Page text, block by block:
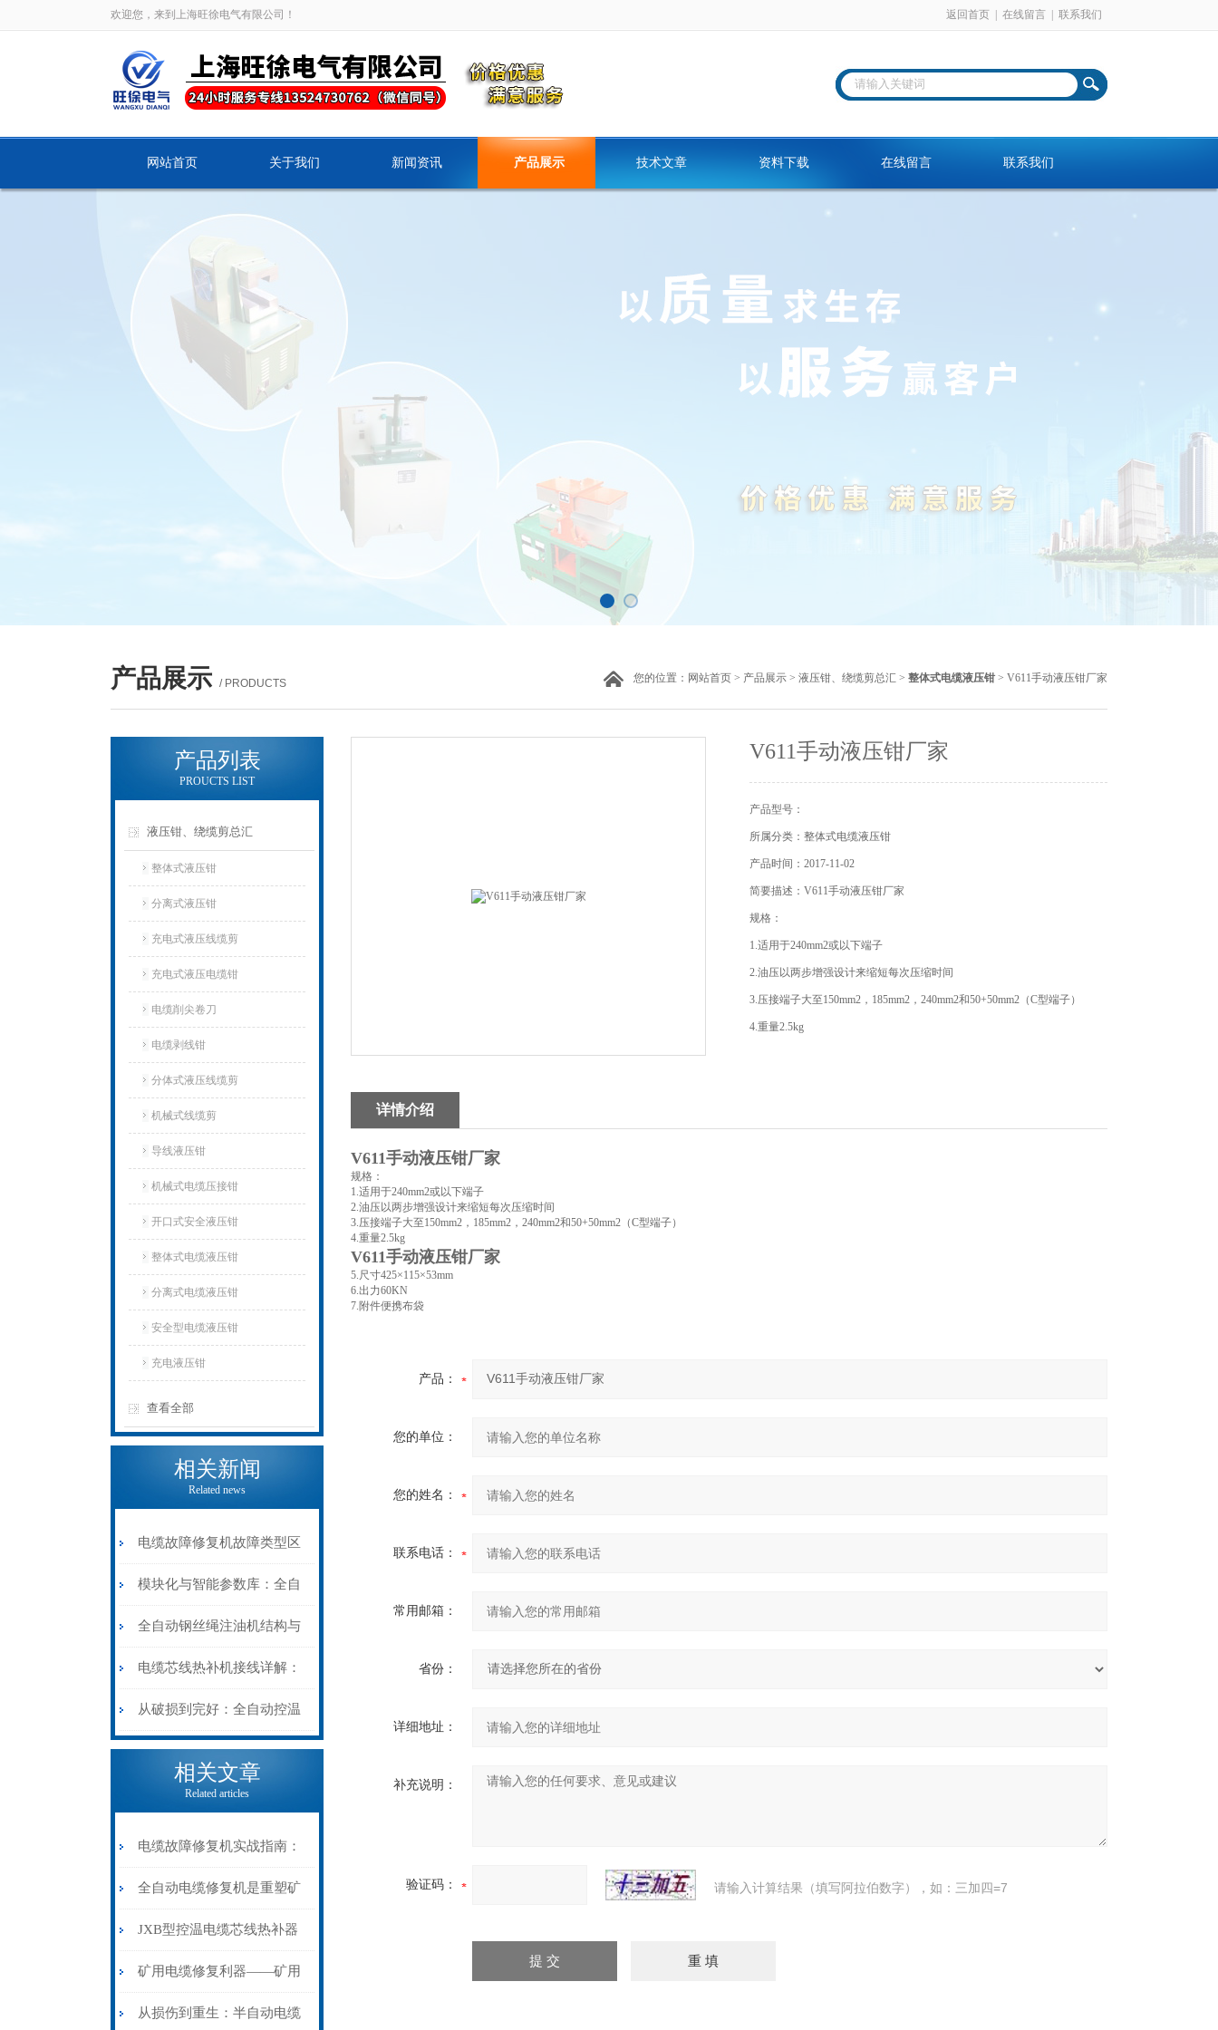
欢迎您，来到上海旺徐电气有限公司！ 返回首页 在线留言 联系我们
网站首页 关于我们 新闻资讯 产品展示 技术文章 资料下载 在线留言 联系我们
产品展示 / PRODUCTS 您的位置： 网站首页 > 产品展示 > 液压钳、绕缆剪总汇 > 整体式电缆液压钳> V611手动液压钳厂家
产品列表
PROUCTS LIST
液压钳、绕缆剪总汇
整体式液压钳
分离式液压钳
充电式液压线缆剪
充电式液压电缆钳
电缆削尖卷刀
电缆剥线钳
分体式液压线缆剪
机械式线缆剪
导线液压钳
机械式电缆压接钳
开口式安全液压钳
整体式电缆液压钳
分离式电缆液压钳
安全型电缆液压钳
充电液压钳
查看全部
相关新闻
Related news
电缆故障修复机故障类型区
分指南：从“绝缘电
阻”到“波形特征”的精准诊
断逻辑
模块化与智能参数库：全自
动电缆修复机的快速换型逻
辑
全自动钢丝绳注油机结构与
工作原理：揭秘高效润滑的
机械密码
电缆芯线热补机接线详解：
从入门到精通
从破损到完好：全自动控温
电缆热补机的核心价值
相关文章
Related articles
电缆故障修复机实战指南：
从“盲测”到“精确定点”的三
步作业法
全自动电缆修复机是重塑矿
山电力动脉的“智能外科医
生”
JXB型控温电缆芯线热补器
安装与接线：精准修复的工
艺基石
矿用电缆修复利器——矿用
电缆热补机智能控温，安全
从损伤到重生：半自动电缆
V611手动液压钳厂家
产品型号：
所属分类：整体式电缆液压钳
产品时间：2017-11-02
简要描述：V611手动液压钳厂家
规格：
1.适用于240mm2或以下端子
2.油压以两步增强设计来缩短每次压缩时间
3.压接端子大至150mm2，185mm2，240mm2和50+50mm2（C型端子）
4.重量2.5kg
详情介绍
V611手动液压钳厂家
规格：
1.适用于240mm2或以下端子
2.油压以两步增强设计来缩短每次压缩时间
3.压接端子大至150mm2，185mm2，240mm2和50+50mm2（C型端子）
4.重量2.5kg
V611手动液压钳厂家
5.尺寸425×115×53mm
6.出力60KN
7.附件便携布袋
产品：
您的单位：
您的姓名：
联系电话：
常用邮箱：
省份：
详细地址：
补充说明：
验证码： 请输入计算结果（填写阿拉伯数字），如：三加四=7